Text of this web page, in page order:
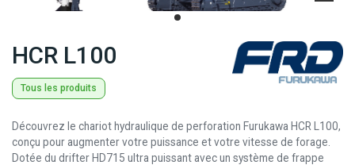
HCR L100
Tous les produits
Découvrez le chariot hydraulique de perforation Furukawa HCR L100,
conçu pour augmenter votre puissance et votre vitesse de forage
Dotée du drifter HD715 ultra puissant avec un système de frappe